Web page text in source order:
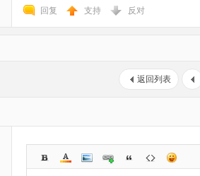
回复 支持 反对
返回列表